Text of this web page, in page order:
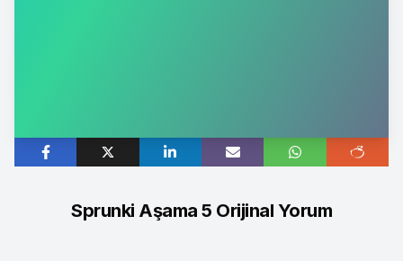
Sprunki Aşama 5 Orijinal Yorum